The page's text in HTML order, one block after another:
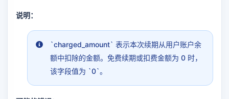
说明：
`charged_amount` 表示本次续期从用户账户余
额中扣除的金额。免费续期或扣费金额为 0 时，
该字段值为 `0`。